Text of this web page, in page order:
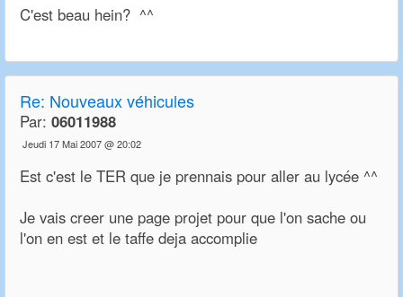
C'est beau hein? ^^
Re: Nouveaux véhicules
Par: 06011988
Jeudi 17 Mai 2007 @ 20:02
Est c'est le TER que je prennais pour aller au lycée ^^
Je vais creer une page projet pour que l'on sache ou
l'on en est et le taffe deja accomplie